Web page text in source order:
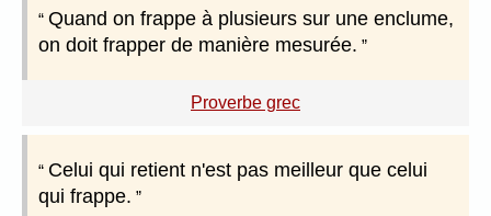
Quand on frappe à plusieurs sur une enclume,
on doit frapper de manière mesurée.
Proverbe grec
Celui qui retient n'est pas meilleur que celui
qui frappe.